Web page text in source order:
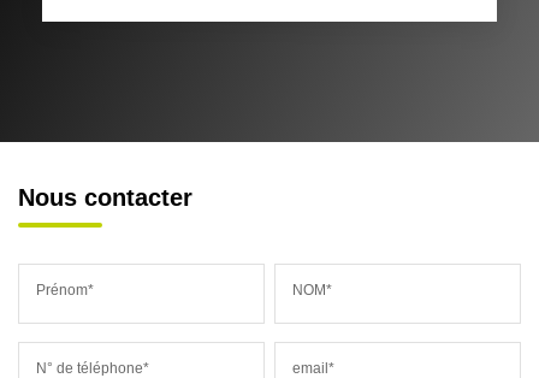
Nous contacter
Prénom* NOM*
N° de téléphone* email*